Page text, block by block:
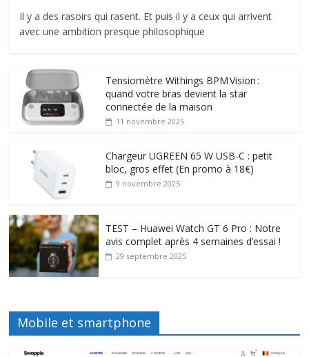
Il y a des rasoirs qui rasent. Et puis il y a ceux qui arrivent
avec une ambition presque philosophique
Tensiomètre Withings BPM Vision :
quand votre bras devient la star
connectée de la maison
11 novembre 2025
Chargeur UGREEN 65 W USB-C : petit
bloc, gros effet (En promo à 18€)
9 novembre 2025
TEST – Huawei Watch GT 6 Pro : Notre
avis complet après 4 semaines d’essai !
29 septembre 2025
Mobile et smartphone